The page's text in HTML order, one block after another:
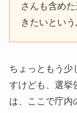
さんも含め
きたいとい
ちょっともう少
すけども、選挙
は、ここで庁内